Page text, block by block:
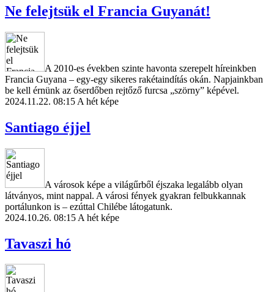
Ne felejtsük el Francia Guyanát!
A 2010-es években szinte havonta szerepelt híreinkben
Francia Guyana – egy-egy sikeres rakétaindítás okán. Napjainkban
be kell érnünk az őserdőben rejtőző furcsa „szörny” képével.
2024.11.22. 08:15 A hét képe
Santiago éjjel
A városok képe a világűrből éjszaka legalább olyan
látványos, mint nappal. A városi fények gyakran felbukkannak
portálunkon is – ezúttal Chilébe látogatunk.
2024.10.26. 08:15 A hét képe
Tavaszi hó